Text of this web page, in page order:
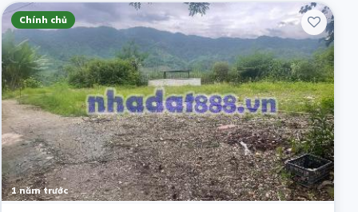
Chính chủ
1 năm trước